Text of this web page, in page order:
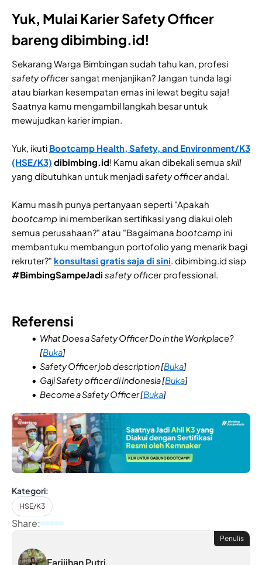
Yuk, Mulai Karier Safety Officer
bareng dibimbing.id!
Sekarang Warga Bimbingan sudah tahu kan, profesi
safety officersangat menjanjikan? Jangan tunda lagi
atau biarkan kesempatan emas ini lewat begitu saja!
Saatnya kamu mengambil langkah besar untuk
mewujudkan karier impian.
Yuk, ikuti Bootcamp Health, Safety, and Environment/K3
(HSE/K3) dibimbing.id! Kamu akan dibekali semua skill
yang dibutuhkan untuk menjadisafety officerandal.
Kamu masih punya pertanyaan seperti "Apakah
bootcamp ini memberikan sertifikasi yang diakui oleh
semua perusahaan?" atau "Bagaimana bootcamp ini
membantuku membangun portofolio yang menarik bagi
rekruter?" konsultasi gratis saja di sini. dibimbing.id siap
#BimbingSampeJadi safety officerprofessional.
Referensi
What Does a Safety Officer Do in the Workplace?
[Buka]
Safety Officer job description [Buka]
Gaji Safety officer di Indonesia [Buka]
Become a Safety Officer [Buka]
Kategori:
HSE/K3
Share:
Penulis